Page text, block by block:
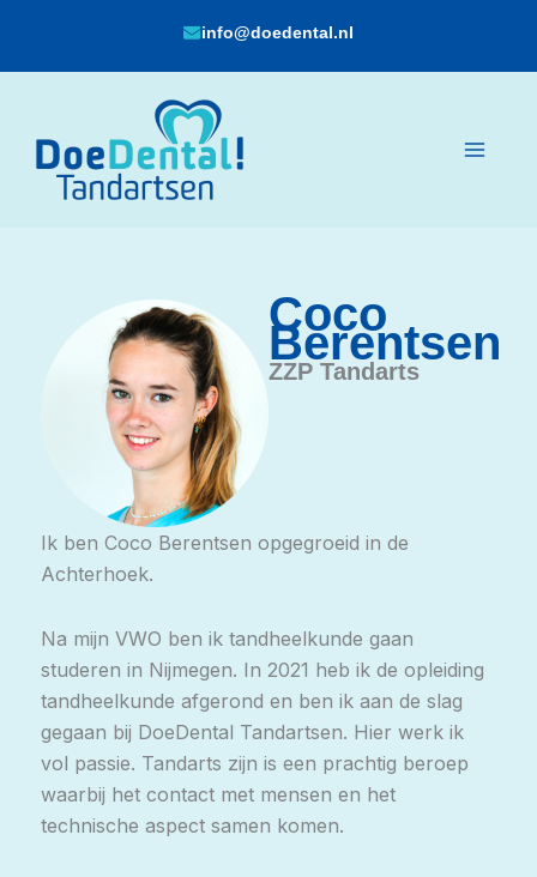
de
info@doedental.nl
Coco
Berentsen
ZZP Tandarts
Ik ben Coco Berentsen opgegroeid in de
Achterhoek.
Na mijn VWO ben ik tandheelkunde gaan
studeren in Nijmegen. In 2021 heb ik de opleiding
tandheelkunde afgerond en ben ik aan de slag
gegaan bij DoeDental Tandartsen. Hier werk ik
vol passie. Tandarts zijn is een prachtig beroep
waarbij het contact met mensen en het
technische aspect samen komen.